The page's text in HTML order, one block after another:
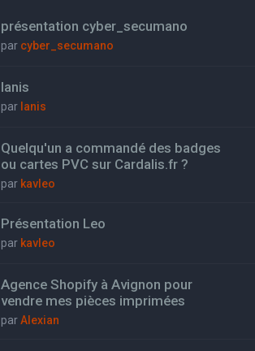
présentation cyber_secumano
par cyber_secumano
Ianis
par Ianis
Quelqu'un a commandé des badges
ou cartes PVC sur Cardalis.fr ?
par kavleo
Présentation Leo
par kavleo
Agence Shopify à Avignon pour
vendre mes pièces imprimées
parAlexian